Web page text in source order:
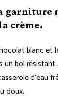
garniture
crème.
blanc et
un bol
d’eau
doux.